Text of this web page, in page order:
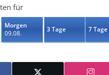
für
Morgen
09.08.
3 Tage 7 Tage